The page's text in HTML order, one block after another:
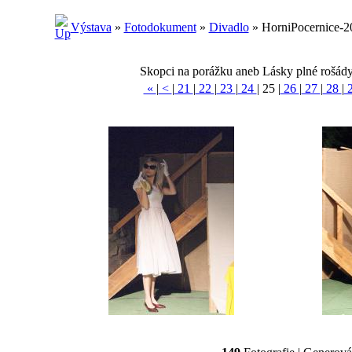
Výstava » Fotodokument» Divadlo» HorniPocernice-
Skopci na porážku aneb Lásky plné
« | < | 21 | 22 | 23 | 24 | 25 | 26 | 27 | 28 |